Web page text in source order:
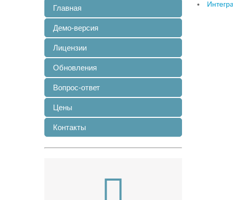
Главная
Демо-версия
Лицензии
Обновления
Вопрос-ответ
Цены
Контакты